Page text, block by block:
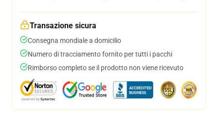
Transazione sicura
Consegna mondiale a domicilio
Numero di tracciamento fornito per tutti i pacchi
Rimborso completo se il prodotto non viene ricevuto